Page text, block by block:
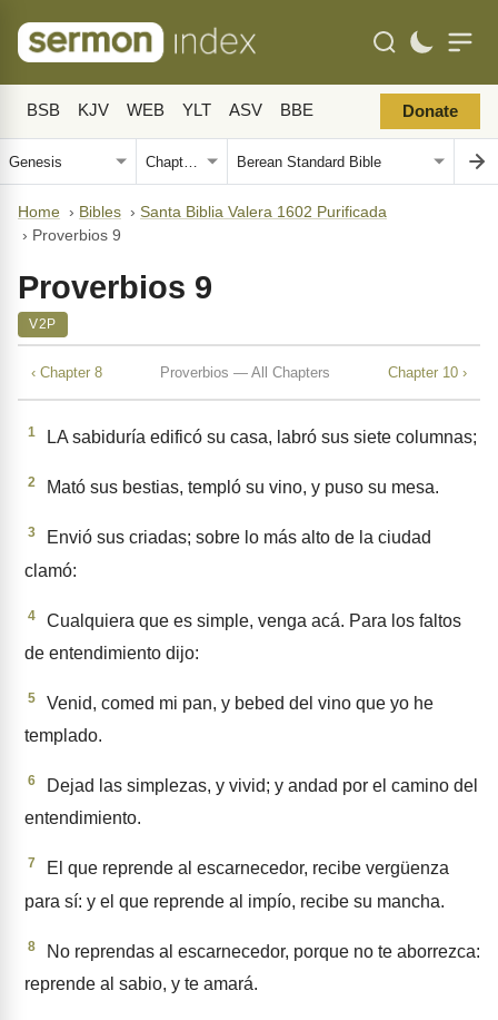
BSB KJV WEB YLT ASV BBE Donate
Home › Bibles › Santa Biblia Valera 1602 Purificada
› Proverbios 9
Proverbios 9
V2P
‹ Chapter 8 Proverbios — All Chapters Chapter 10 ›
1 LA sabiduría edificó su casa, labró sus siete columnas;
2 Mató sus bestias, templó su vino, y puso su mesa.
3
Envió sus criadas; sobre lo más alto de la ciudad
clamó:
4
Cualquiera que es simple, venga acá. Para los faltos
de entendimiento dijo:
5
Venid, comed mi pan, y bebed del vino que yo he
templado.
6
Dejad las simplezas, y vivid; y andad por el camino del
entendi­miento.
7
El que reprende al escarnece­dor, recibe vergüenza
para sí: y el que reprende al impío, recibe su man­cha.
8
No reprendas al escarnecedor, porque no te aborrezca:
reprende al sabio, y te amará.